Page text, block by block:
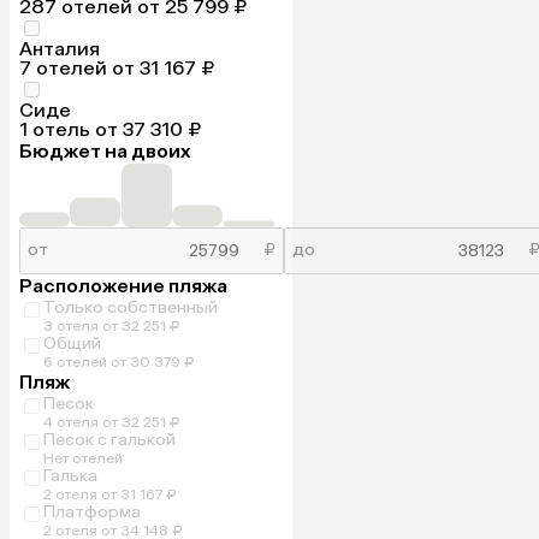
287 отелей от 25 799 ₽
Анталия
7 отелей от 31 167 ₽
Сиде
1 отель от 37 310 ₽
Бюджет на двоих
от ₽ до ₽
Расположение пляжа
Только собственный
3 отеля от 32 251 ₽
Общий
6 отелей от 30 379 ₽
Пляж
Песок
4 отеля от 32 251 ₽
Песок с галькой
Нет отелей
Галька
2 отеля от 31 167 ₽
Платформа
2 отеля от 34 148 ₽